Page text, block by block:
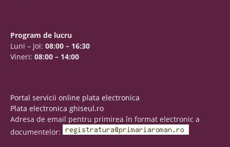
Program de lucru
Luni – Joi: 08:00 – 16:30
Vineri: 08:00 – 14:00
Portal servicii online plata electronica
Plata electronica ghiseul.ro
Adresa de email pentru primirea în format electronic a
documentelor: